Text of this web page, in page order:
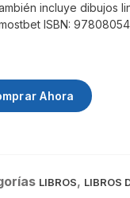
incluye dibujos
ISBN:
Ahora
LIBROS, LIBROS